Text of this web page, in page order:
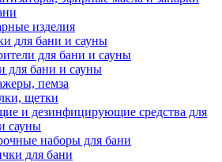
изделия
для бани и сауны
для бани и сауны
для бани и сауны
пемза
щетки
и дезинфицирующие средства для
сауны
наборы для бани
для бани